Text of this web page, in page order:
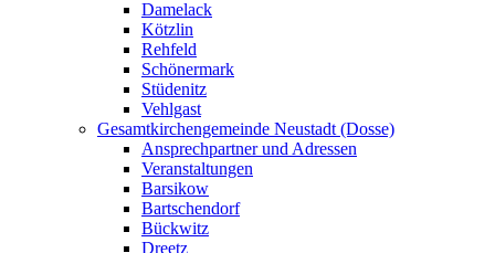
Damelack
Kötzlin
Rehfeld
Schönermark
Stüdenitz
Vehlgast
Gesamtkirchengemeinde Neustadt (Dosse)
Ansprechpartner und Adressen
Veranstaltungen
Barsikow
Bartschendorf
Bückwitz
Dreetz